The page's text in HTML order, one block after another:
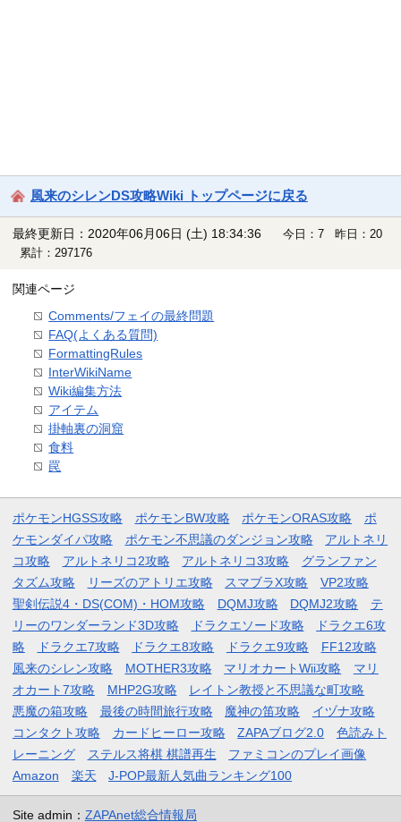
風来のシレンDS攻略Wiki トップページに戻る
最終更新日：2020年06月06日 (土) 18:34:36
今日：7 昨日：20
累計：297176
関連ページ
Comments/フェイの最終問題
FAQ(よくある質問)
FormattingRules
InterWikiName
Wiki編集方法
アイテム
掛軸裏の洞窟
食料
罠
ポケモンHGSS攻略 ポケモンBW攻略 ポケモンORAS攻略
ポ
ケモンダイパ攻略
ポケモン不思議のダンジョン攻略
アルトネリ
コ攻略
アルトネリコ2攻略 アルトネリコ3攻略
グランファン
タズム攻略
リーズのアトリエ攻略 スマブラX攻略
VP2攻略
聖剣伝説4・DS(COM)・HOM攻略
DQMJ攻略 DQMJ2攻略
テ
リーのワンダーランド3D攻略
ドラクエソード攻略
ドラクエ6攻
略
ドラクエ7攻略 ドラクエ8攻略 ドラクエ9攻略
FF12攻略
風来のシレン攻略
MOTHER3攻略 マリオカートWii攻略
マリ
オカート7攻略
MHP2G攻略
レイトン教授と不思議な町攻略
悪魔の箱攻略
最後の時間旅行攻略 魔神の笛攻略
イヅナ攻略
コンタクト攻略
カードヒーロー攻略 ZAPAブログ2.0
色読みト
レーニング
ステルス将棋 棋譜再生
ファミコンのプレイ画像
Amazon
楽天 J-POP最新人気曲ランキング100
Site admin： ZAPAnet総合情報局